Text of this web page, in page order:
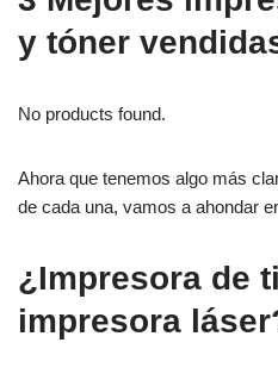
y tóner
No products found.
Ahora que tenemos algo más
de cada una, vamos a ahondar
¿Impresora de
impresora